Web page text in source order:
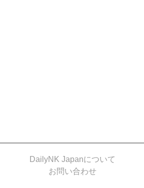
DailyNK Japanについて
お問い合わせ